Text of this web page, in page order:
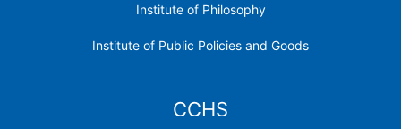
Institute of Philosophy
Institute of Public Policies and Goods
CCHS